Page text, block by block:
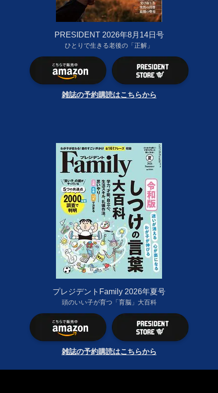
PRESIDENT 2026年8月14日号
ひとりで生きる老後の「正解」
雑誌の予約購読はこちらから
プレジデントFamily 2026年夏号
頭のいい子が育つ「育脳」大百科
雑誌の予約購読はこちらから